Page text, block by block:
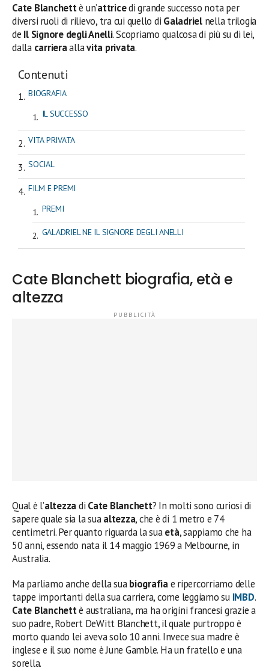
Cate Blanchettè un’attricedi grande successo nota per
diversi ruoli di rilievo, tra cui quello di Galadriel nella trilogia
de Il Signore degli Anelli. Scopriamo qualcosa di più su di lei,
dalla carrieraallavita privata.
Contenuti
BIOGRAFIA
IL SUCCESSO
VITA PRIVATA
SOCIAL
FILM E PREMI
PREMI
GALADRIEL NE IL SIGNORE DEGLI ANELLI
Cate Blanchett biografia, età e
altezza
Qual è l’altezzadi Cate Blanchett? In molti sono curiosi di
sapere quale sia la suaaltezza, che è di 1 metro e 74
centimetri. Per quanto riguarda la suaetà, sappiamo che ha
50 anni, essendo nata il 14 maggio 1969 a Melbourne, in
Australia.
Ma parliamo anche della suabiografiae ripercorriamo delle
tappe importanti della sua carriera, come leggiamo su IMBD.
Cate Blanchettè australiana, ma ha origini francesi grazie a
suo padre, Robert DeWitt Blanchett, il quale purtroppo è
morto quando lei aveva solo 10 anni. Invece sua madre è
inglese e il suo nome è June Gamble. Ha un fratello e una
sorella.